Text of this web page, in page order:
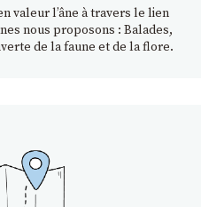
valeur l’âne à travers le lien
nous proposons : Balades,
de la faune et de la flore.